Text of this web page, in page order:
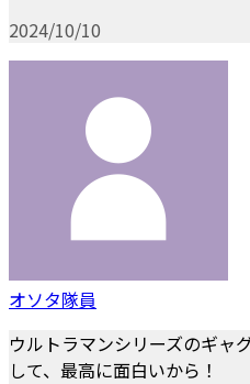
2024/10/10
オソタ隊員
ウルトラマンシリーズのギャ
して、最高に面白いから！